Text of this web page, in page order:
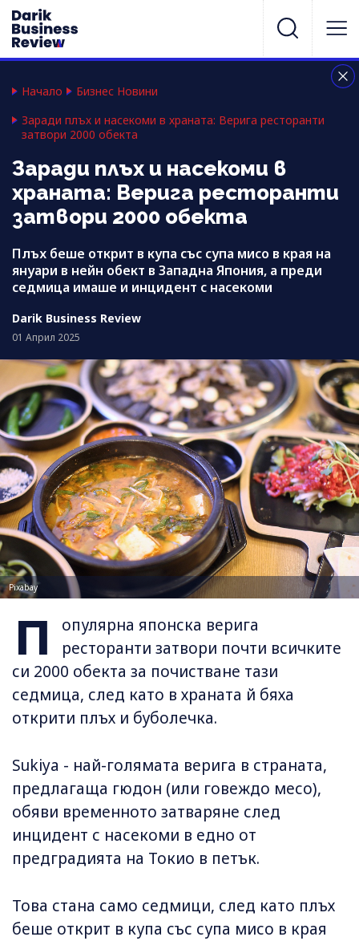
Начало
Бизнес Новини
Заради плъх и насекоми в храната: Верига ресторанти
затвори 2000 обекта
Заради плъх и насекоми в
храната: Верига ресторанти
затвори 2000 обекта
Плъх беше открит в купа със супа мисо в края на
януари в нейн обект в Западна Япония, а преди
седмица имаше и инцидент с насекоми
Darik Business Review
01 Април 2025
Pixabay
П
опулярна японска верига
ресторанти затвори почти всичките
си 2000 обекта за почистване тази
седмица, след като в храната й бяха
открити плъх и буболечка.
Sukiya - най-голямата верига в страната,
предлагаща гюдон (или говеждо месо),
обяви временното затваряне след
инцидент с насекоми в едно от
предградията на Токио в петък.
Това стана само седмици, след като плъх
беше открит в купа със супа мисо в края